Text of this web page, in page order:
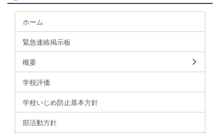
ホーム
緊急連絡掲示板
概要
学校評価
学校いじめ防止基本方針
部活動方針